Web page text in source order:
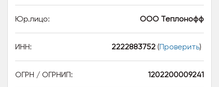
Юр.лицо: ООО Теплонофф
ИНН: 2222883752 (Проверить)
ОГРН / ОГРНИП: 1202200009241